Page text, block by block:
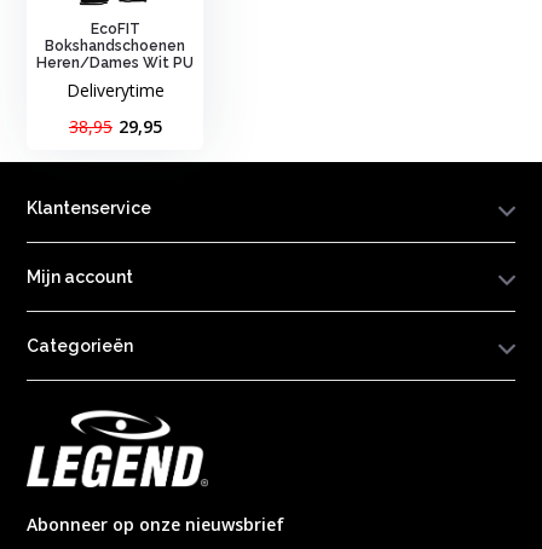
EcoFIT
Bokshandschoenen
Heren/Dames Wit PU
Deliverytime
38,95 29,95
Klantenservice
Mijn account
Categorieën
Abonneer op onze nieuwsbrief